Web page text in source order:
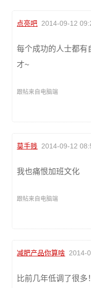
点亮吧 2014-09-12
每个成功的人士都有
才~
跟帖来自电脑端
莫手贱 2014-09-12
我也痛恨加班文化
跟帖来自电脑端
减肥产品你算啥 2014-
比前几年低调了很多！